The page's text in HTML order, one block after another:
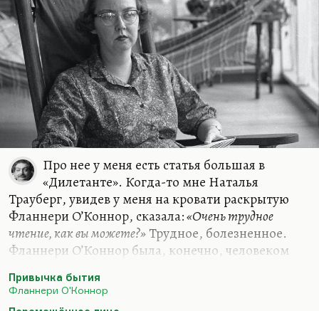
Про нее у меня есть статья большая в
«Дилетанте». Когда-то мне Наталья
Трауберг, увидев у меня на кровати раскрытую
Фланнери О’Коннор, сказала:«Очень трудное
чтение, как вы можете?»Трудное, болезненное.
Фланнери О’Коннор была, конечно, человеком
свой католицизм, свою веру переживала так
трагически, так мучительно… Это к вопросу о
Привычка бытия
Фланнери О'Коннор